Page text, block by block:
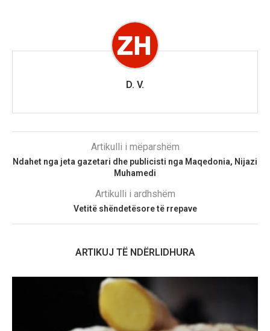
D. V.
Artikulli i mëparshëm
Ndahet nga jeta gazetari dhe publicisti nga Maqedonia, Nijazi
Muhamedi
Artikulli i ardhshëm
Vetitë shëndetësore të rrepave
ARTIKUJ TË NDËRLIDHURA